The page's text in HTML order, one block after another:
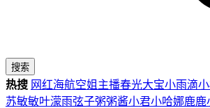
搜索
热搜 网红海航空姐 主播春光大宝小雨滴
苏敏敏叶濛雨弦子粥粥酱小君小哈娜鹿鹿